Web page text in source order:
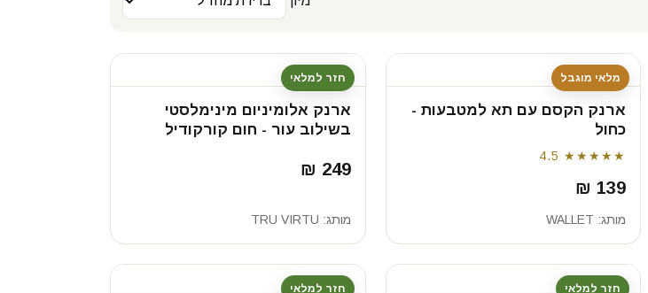
מלאי מוגבל
ארנק הקסם עם תא למטבעות -
כחול
★★★★★
4.5
139 ₪
מותג: WALLET
חזר למלאי
ארנק אלומיניום מינימלסטי
בשילוב עור - חום קורקודיל
249 ₪
מותג: TRU VIRTU
חזר למלאי חזר למלאי